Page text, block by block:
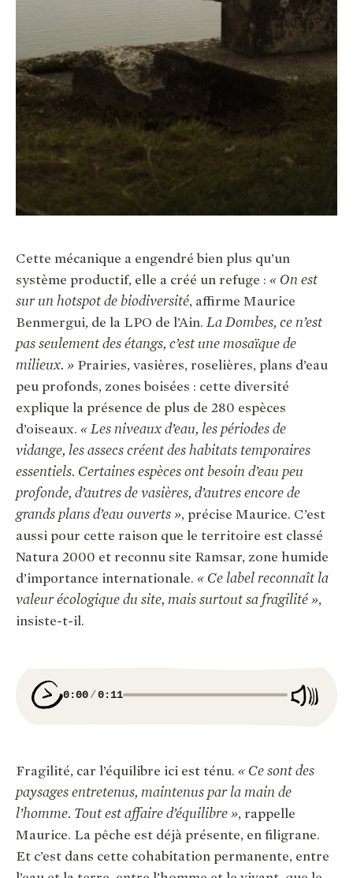
Cette mécanique a engendré bien plus qu’un
système productif, elle a créé un refuge : « On est
sur un hotspot de biodiversité, affirme Maurice
Benmergui, de la LPO de l’Ain. La Dombes, ce n’est
pas seulement des étangs, c’est une mosaïque de
milieux. » Prairies, vasières, roselières, plans d’eau
peu profonds, zones boisées : cette diversité
explique la présence de plus de 280 espèces
d’oiseaux. « Les niveaux d’eau, les périodes de
vidange, les assecs créent des habitats temporaires
essentiels. Certaines espèces ont besoin d’eau peu
profonde, d’autres de vasières, d’autres encore de
grands plans d’eau ouverts », précise Maurice. C’est
aussi pour cette raison que le territoire est classé
Natura 2000 et reconnu site Ramsar, zone humide
d’importance internationale. « Ce label reconnaît la
valeur écologique du site, mais surtout sa fragilité »,
insiste-t-il.
0:00 0:11
Fragilité, car l’équilibre ici est ténu. « Ce sont des
paysages entretenus, maintenus par la main de
l’homme. Tout est affaire d’équilibre », rappelle
Maurice. La pêche est déjà présente, en filigrane.
Et c’est dans cette cohabitation permanente, entre